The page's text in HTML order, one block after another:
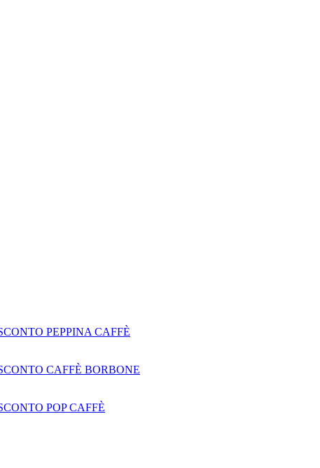
PEPPINA CAFFÈ
CAFFÈ BORBONE
POP CAFFÈ